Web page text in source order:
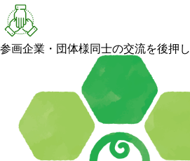
参画企業・団体様同士の交流を後押し